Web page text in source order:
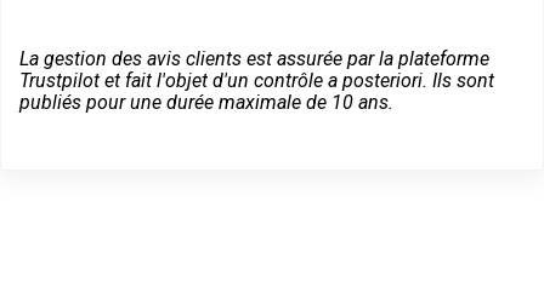
La gestion des avis clients est assurée par la plateforme
Trustpilot et fait l'objet d'un contrôle a posteriori. Ils sont
publiés pour une durée maximale de 10 ans.